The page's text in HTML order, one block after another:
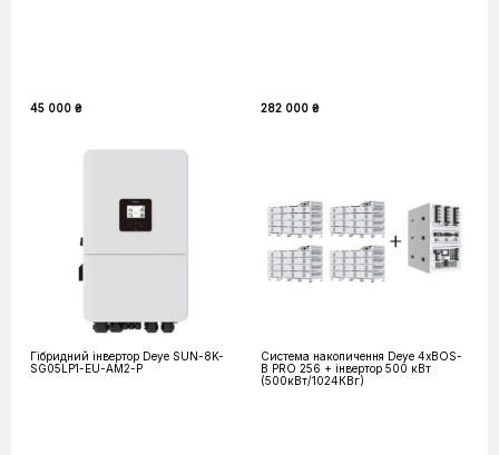
45 000 ₴ 282 000 ₴
Гібридний інвертор Deye SUN-8K-
SG05LP1-EU-AM2-P
Система накопичення Deye 4хBOS-
B PRO 256 + інвертор 500 кВт
(500кВт/1024КВг)